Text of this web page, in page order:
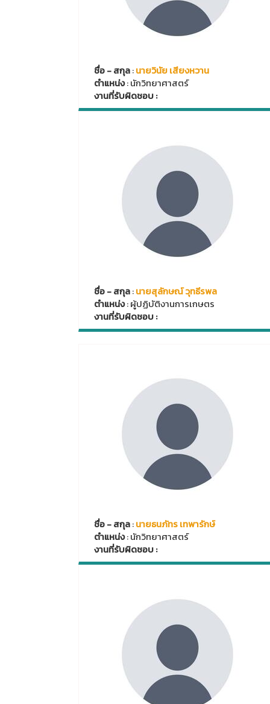
ชื่อ - สกุล:นายวินัย เสียงหวาน
ตำแหน่ง: นักวิทยาศาสตร์
งานที่รับผิดชอบ :
ชื่อ - สกุล:นายสุลักษณ์ วุทธีรพล
ตำแหน่ง: ผู้ปฏิบัติงานการเกษตร
งานที่รับผิดชอบ :
ชื่อ - สกุล:นายธนภัทร เทพารักษ์
ตำแหน่ง: นักวิทยาศาสตร์
งานที่รับผิดชอบ :